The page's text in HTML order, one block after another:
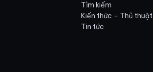
Tìm kiếm
Kiến thức – Thủ thuật
Tin tức